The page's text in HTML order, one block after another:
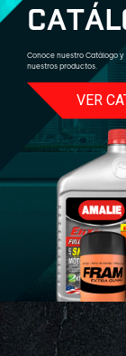
CATÁL
Conoce nuestro Catálogo y
nuestros productos.
VER